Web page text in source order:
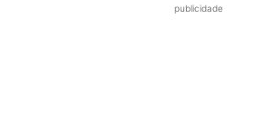
publicidade